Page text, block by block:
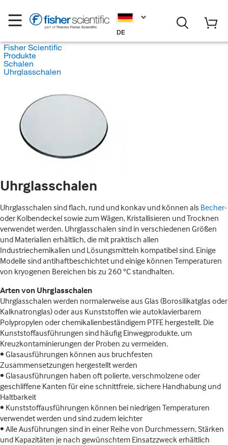
DE
Fisher Scientific
Produkte
Schalen
Uhrglasschalen
Uhrglasschalen
Uhrglasschalen sind flach, rund und konkav und können als Becher-
oder Kolbendeckel sowie zum Wägen, Kristallisieren und Trocknen
verwendet werden. Uhrglasschalen sind in verschiedenen Größen
und Materialien erhältlich, die mit praktisch allen
Industriechemikalien und Lösungsmitteln kompatibel sind. Einige
Modelle sind antihaftbeschichtet und einige können Temperaturen
von kryogenen Bereichen bis zu 260 °C standhalten.
Arten von Uhrglasschalen
Uhrglasschalen werden normalerweise aus Glas (Borosilikatglas oder
Kalknatronglas) oder aus Kunststoffen wie autoklavierbarem
Polypropylen oder chemikalienbeständigem PTFE hergestellt. Die
Kunststoffausführungen sind häufig Einwegprodukte, um
Kreuzkontaminierungen der Proben zu vermeiden.
• Glasausführungen können aus bruchfesten
Zusammensetzungen hergestellt werden
• Glasausführungen haben oft polierte, verschmolzene oder
geschliffene Kanten für eine schnittfreie, sichere Handhabung und
Haltbarkeit
• Kunststoffausführungen können bei niedrigen Temperaturen
verwendet werden und sind zudem leichter
• Alle Ausführungen sind in einer Reihe von Durchmessern, Stärken
und Kapazitäten je nach gewünschtem Einsatzzweck erhältlich